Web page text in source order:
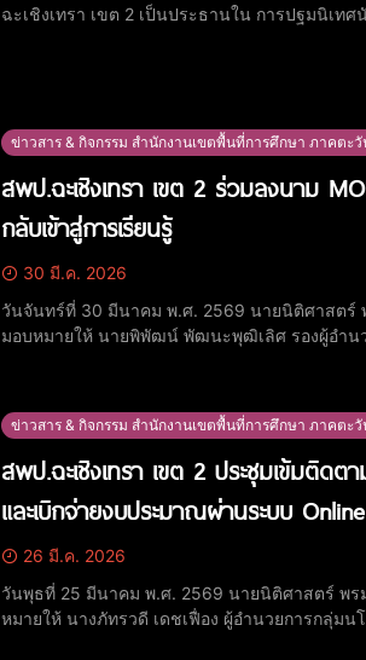
ฉะเชิงเทรา เขต 2 เป็นประธานใน การปฐมนิเท
ข่าวสาร & กิจกรรม สำนักงานเขตพื้นที่การศึกษา ภาคตะ
สพป.ฉะเชิงเทรา เขต 2 ร่วมลงนาม
กลับเข้าสู่การเรียนรู้
30 มี.ค. 2026
วันจันทร์ที่ 30 มีนาคม พ.ศ. 2569 นายนิติศาสตร์
มอบหมายให้ นายพิพัฒน์ พัฒนะพุฒิเลิศ รองผู้อำนว
ข่าวสาร & กิจกรรม สำนักงานเขตพื้นที่การศึกษา ภาคตะ
สพป.ฉะเชิงเทรา เขต 2 ประชุมเข้มติด
และเบิกจ่ายงบประมาณผ่านระบบ Online
26 มี.ค. 2026
วันพุธที่ 25 มีนาคม พ.ศ. 2569 นายนิติศาสตร์ พร
หมายให้ นางภัทรวดี เดชเฟื่อง ผู้อำนวยการกลุ่ม